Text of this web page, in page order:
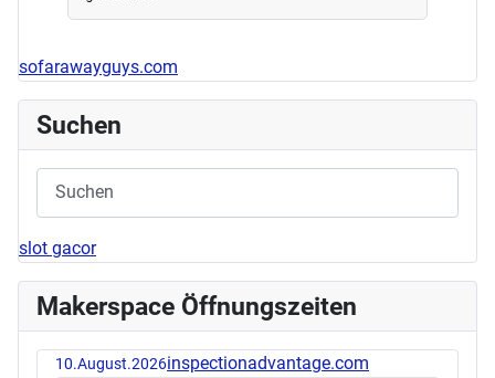
sofarawayguys.com
Suchen
slot gacor
Makerspace Öffnungszeiten
10.August.2026inspectionadvantage.com